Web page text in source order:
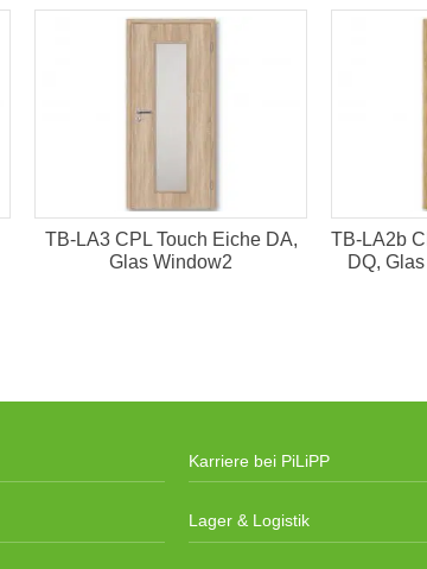
TB-LA3 CPL Touch Eiche DA,
Glas Window2
TB-LA2b
DQ,
Karriere bei PiLiPP
Lager & Logistik